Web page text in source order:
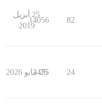
82
14056
25 أبريل
2019
24
3475
26 مايو 2026